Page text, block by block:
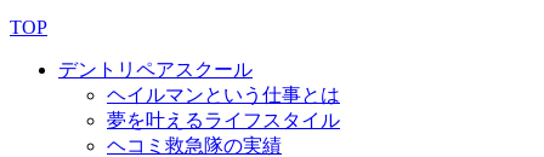
TOP
デントリペアスクール
ヘイルマンという仕事とは
夢を叶えるライフスタイル
ヘコミ救急隊の実績